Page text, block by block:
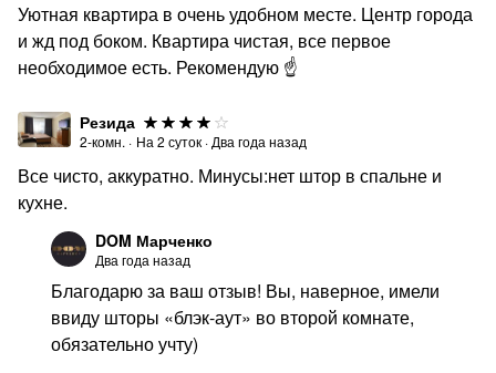
Уютная квартира в очень удобном месте. Центр города
и жд под боком. Квартира чистая, все первое
необходимое есть. Рекомендую ☝️
Резида
2-комн. · На 2 суток · Два года назад
Все чисто, аккуратно. Минусы:нет штор в спальне и
кухне.
DOM Марченко
Два года назад
Благодарю за ваш отзыв! Вы, наверное, имели
ввиду шторы «блэк-аут» во второй комнате,
обязательно учту)